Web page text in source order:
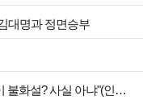
대명과 정면승부
[비즈 스타] '내일도 출근' 강미나 "아이오아이 불화설? 사실 아냐"(인터뷰)